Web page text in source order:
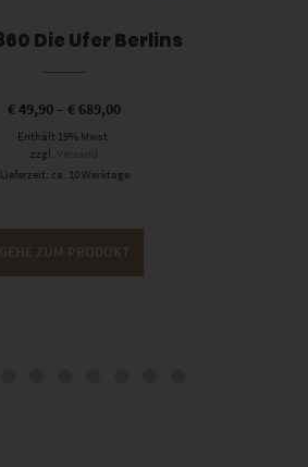
Die Ufer Berlins
€49,90 –€ 689,00
Enthält 19% Mwst.
zzgl.
Versand
Lieferzeit: ca. 10 Werktage
GEHE ZUM PRODUKT